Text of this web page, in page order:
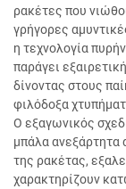
ρακέτες που
γρήγορες
η τεχνολογία
παράγει
δίνοντας στους
φιλόδοξα
Ο εξαγωνικός
μπάλα ανεξάρτητα
της ρακέτας,
χαρακτηρίζουν